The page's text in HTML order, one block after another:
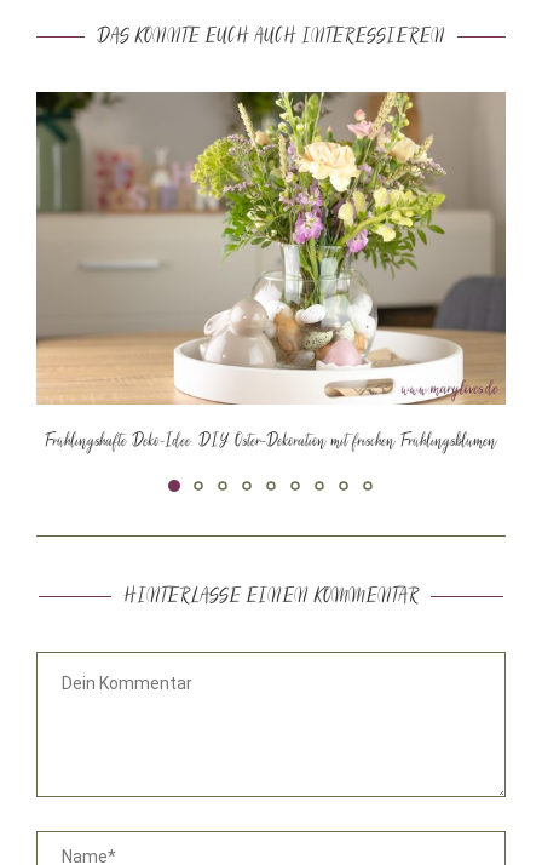
DAS KÖNNTE EUCH AUCH INTERESSIEREN
Frühlingshafte Deko-Idee: DIY Oster-Dekoration mit frischen Frühlingsblumen
HINTERLASSE EINEN KOMMENTAR